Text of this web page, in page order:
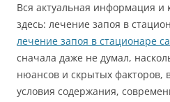
Вся актуальная информация и
здесь: лечение запоя в
лечение запоя в стационаре
сначала даже не думал,
нюансов и скрытых факторов,
условия содержания,